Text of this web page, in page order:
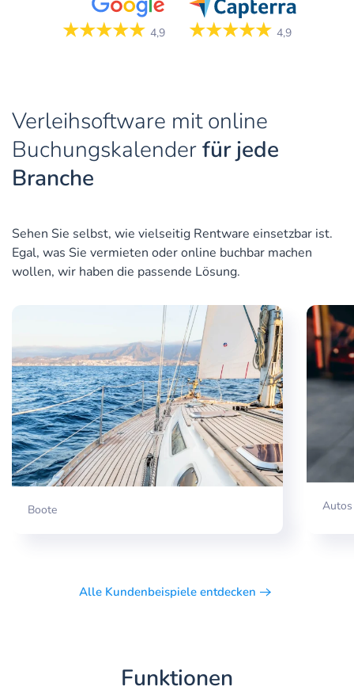
★★★★★ 4,9 ★★★★★ 4,9
Verleihsoftware mit online
Buchungskalenderfür jede
Branche
Sehen Sie selbst, wie vielseitig Rentware einsetzbar ist.
Egal, was Sie vermieten oder online buchbar machen
wollen, wir haben die passende Lösung.
Boote Autos
Alle Kundenbeispiele entdecken
Funktionen